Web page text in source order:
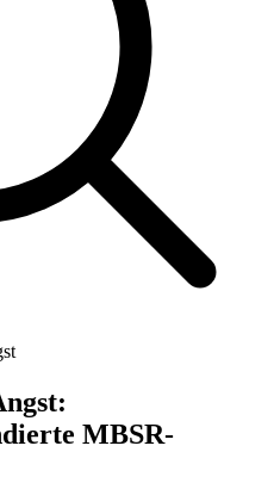
MBSR-